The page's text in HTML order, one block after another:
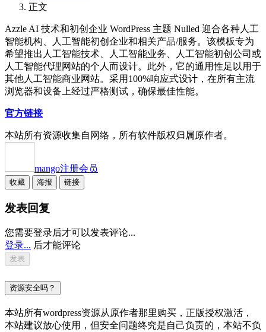
正文
Azzle AI 技术和初创企业 WordPress 主题 Nulled 迎合各种人工
智能机构、人工智能初创企业和相关产品/服务。该模板专为
希望推出人工智能技术、人工智能业务、人工智能初创公司或
人工智能代理网站的个人而设计。此外，它的通用性足以用于
其他人工智能商业网站。采用100%响应式设计，在所有主流
浏览器和设备上经过严格测试，确保最佳性能。
官方链接
本站所有资源收集自网络，所有软件版权归属原作者。
mango注册会员
收藏 海报 链接
发表回复
您需要登录后才可以发表评论...
登录... 后才能评论
资源安全吗？
本站所有wordpress资源从原作者那里购买，正版授权激活，
本站建议放心使用，但安全问题终究是自己负责的，本站不负